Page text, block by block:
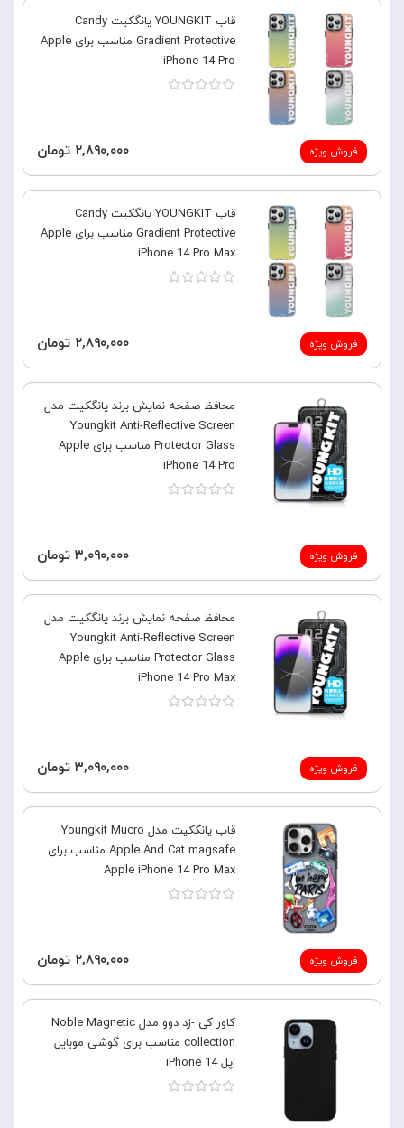
فروش ویژه
قاب YOUNGKIT یانگکیت Candy
Gradient Protective مناسب برای Apple
iPhone 14 Pro
۲,۸۹۰,۰۰۰ تومان
فروش ویژه
قاب YOUNGKIT یانگکیت Candy
Gradient Protective مناسب برای Apple
iPhone 14 Pro Max
۲,۸۹۰,۰۰۰ تومان
فروش ویژه
محافظ صفحه نمایش برند یانگکیت مدل
Youngkit Anti-Reflective Screen
Protector Glass مناسب برای Apple
iPhone 14 Pro
۳,۰۹۰,۰۰۰ تومان
فروش ویژه
محافظ صفحه نمایش برند یانگکیت مدل
Youngkit Anti-Reflective Screen
Protector Glass مناسب برای Apple
iPhone 14 Pro Max
۳,۰۹۰,۰۰۰ تومان
فروش ویژه
قاب یانگکیت مدل Youngkit Mucro
Apple And Cat magsafe مناسب برای
Apple iPhone 14 Pro Max
۲,۸۹۰,۰۰۰ تومان
کاور کی -زد دوو مدل Noble Magnetic
collection مناسب برای گوشی موبایل
اپل iPhone 14